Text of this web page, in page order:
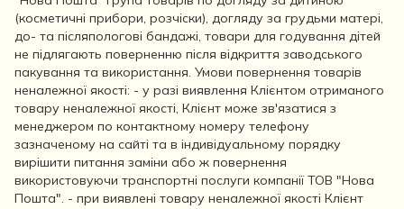
(косметичні прибори, розчіски), догляду за грудьми матері,
до- та післяпологові бандажі, товари для годування дітей
не підлягають поверненню після відкриття заводського
пакування та використання. Умови повернення товарів
неналежної якості: - у разі виявлення Клієнтом отриманого
товару неналежної якості, Клієнт може зв'язатися з
менеджером по контактному номеру телефону
зазначеному на сайті та в індивідуальному порядку
вирішити питання заміни або ж повернення
використовуючи транспортні послуги компанії ТОВ "Нова
Пошта". - при виявлені товару неналежної якості Клієнт